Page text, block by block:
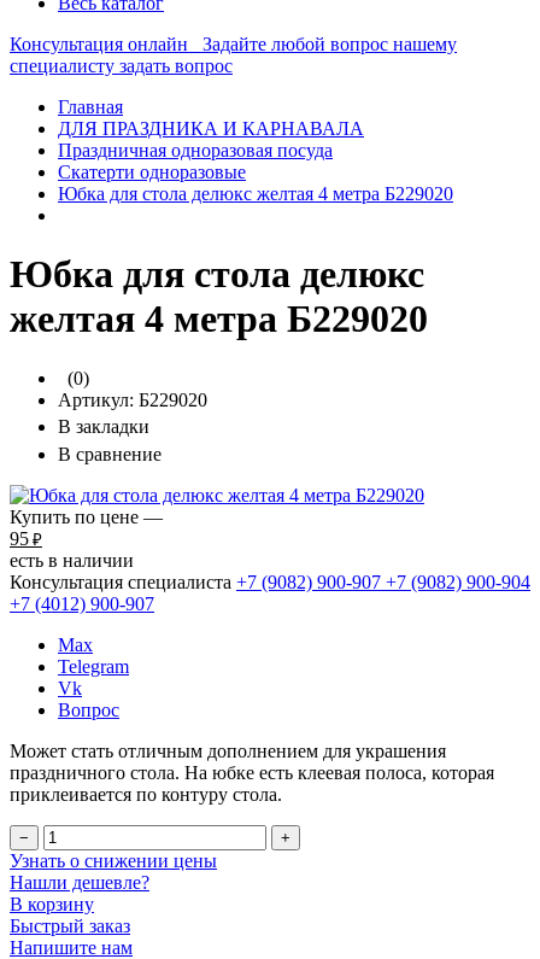
Консультация онлайн
Задайте любой вопрос нашему
специалисту задать вопрос
Главная
ДЛЯ ПРАЗДНИКА И КАРНАВАЛА
Праздничная одноразовая посуда
Скатерти одноразовые
Юбка для стола делюкс желтая 4 метра Б229020
Юбка для стола делюкс
желтая 4 метра Б229020
(0)
Артикул: Б229020
В закладки
В сравнение
Купить по цене —
95 ₽
есть в наличии
Консультация специалиста +7 (9082) 900-907 +7 (9082) 900-904
+7 (4012) 900-907
Max
Telegram
Vk
Вопрос
Может стать отличным дополнением для украшения
праздничного стола. На юбке есть клеевая полоса, которая
приклеивается по контуру стола.
− +
Узнать о снижении цены
Нашли дешевле?
В корзину
Быстрый заказ
Напишите нам